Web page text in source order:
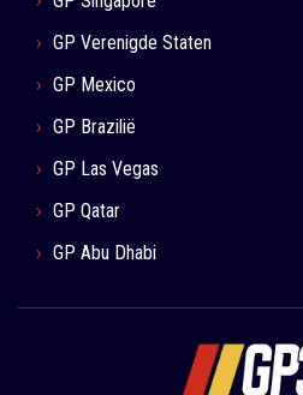
GP Verenigde Staten
GP Mexico
GP Brazilië
GP Las Vegas
GP Qatar
GP Abu Dhabi